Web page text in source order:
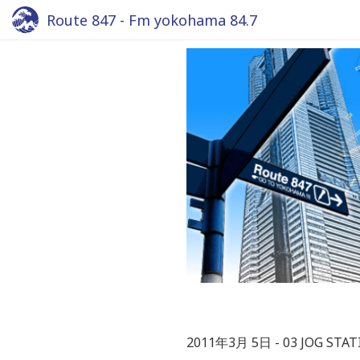
Route 847 - Fm yokohama 84.7
2011年3月 5日 03 JOG